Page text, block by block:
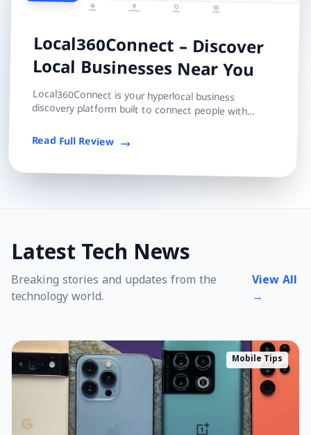
Local360Connect – Discover
Local Businesses Near You
Local360Connect is your hyperlocal business
discovery platform built to connect people with
Read Full Review
Latest Tech News
Breaking stories and updates from the
technology world.
View All
→
Mobile Tips